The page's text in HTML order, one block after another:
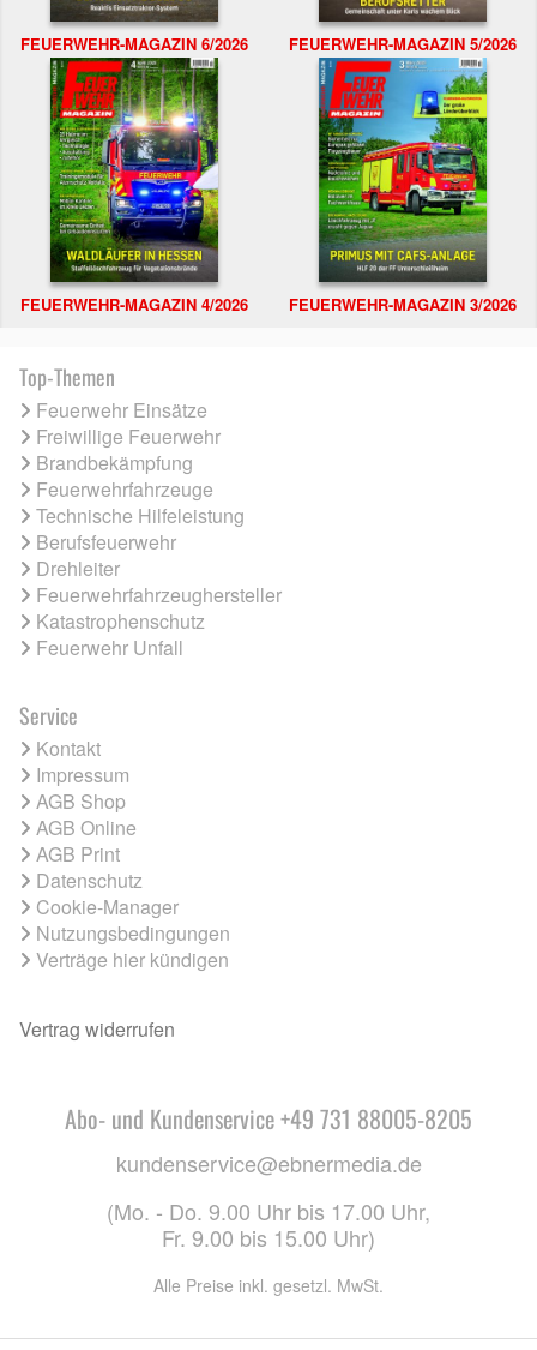
FEUERWEHR-MAGAZIN 6/2026 FEUERWEHR-MAGAZIN 5/2026
FEUERWEHR-MAGAZIN 4/2026 FEUERWEHR-MAGAZIN 3/2026
Top-Themen
Feuerwehr Einsätze
Freiwillige Feuerwehr
Brandbekämpfung
Feuerwehrfahrzeuge
Technische Hilfeleistung
Berufsfeuerwehr
Drehleiter
Feuerwehrfahrzeughersteller
Katastrophenschutz
Feuerwehr Unfall
Service
Kontakt
Impressum
AGB Shop
AGB Online
AGB Print
Datenschutz
Cookie-Manager
Nutzungsbedingungen
Verträge hier kündigen
Vertrag widerrufen
Abo- und Kundenservice +49 731 88005-8205
kundenservice@ebnermedia.de
(Mo. - Do. 9.00 Uhr bis 17.00 Uhr,
Fr. 9.00 bis 15.00 Uhr)
Alle Preise inkl. gesetzl. MwSt.